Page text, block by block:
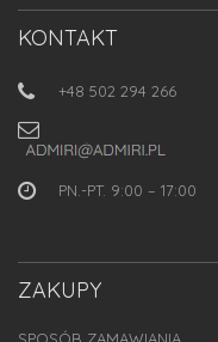
KONTAKT
+48 502 294 266
PN.-PT. 9:00 – 17:00
ZAKUPY